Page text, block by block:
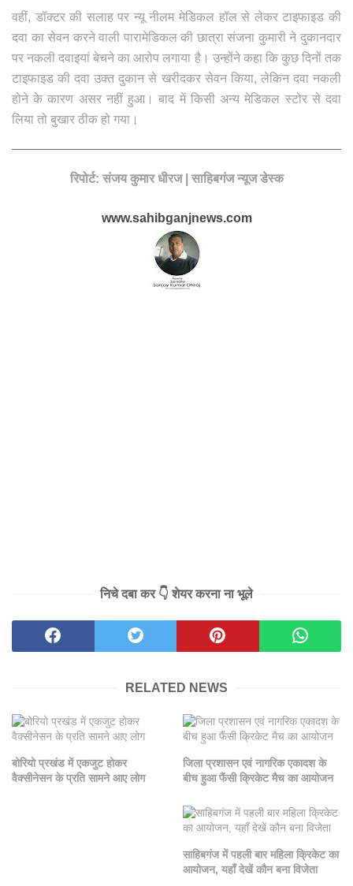
वहीं, डॉक्टर की सलाह पर न्यू नीलम मेडिकल हॉल से लेकर टाइफाइड की
दवा का सेवन करने वाली पारामेडिकल की छात्रा संजना कुमारी ने दुकानदार
पर नकली दवाइयां बेचने का आरोप लगाया है। उन्होंने कहा कि कुछ दिनों तक
टाइफाइड की दवा उक्त दुकान से खरीदकर सेवन किया, लेकिन दवा नकली
होने के कारण असर नहीं हुआ। बाद में किसी अन्य मेडिकल स्टोर से दवा
लिया तो बुखार ठीक हो गया ।
रिपोर्ट: संजय कुमार धीरज | साहिबगंज न्यूज डेस्क
www.sahibganjnews.com
निचे दबा कर 👇 शेयर करना ना भूले
RELATED NEWS
बोरियो प्रखंड में एकजुट होकर
वैक्सीनेसन के प्रति सामने आए लोग
जिला प्रशासन एवं नागरिक एकादश के
बीच हुआ फैंसी क्रिकेट मैच का आयोजन
साहिबगंज में पहली बार महिला क्रिकेट का
आयोजन, यहाँ देखें कौन बना विजेता